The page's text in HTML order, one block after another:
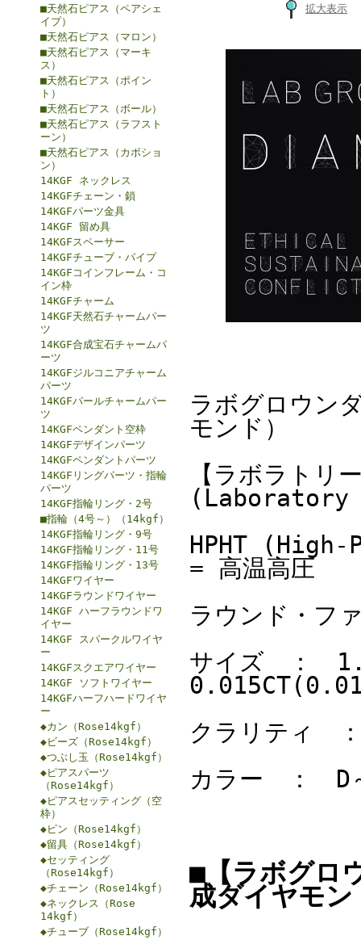
■天然石ピアス（ペアシェ
イプ）
■天然石ピアス（マロン）
■天然石ピアス（マーキ
ス）
■天然石ピアス（ポイン
ト）
■天然石ピアス（ボール）
■天然石ピアス（ラフスト
ーン）
■天然石ピアス（カボショ
ン）
14KGF ネックレス
14KGFチェーン・鎖
14KGFパーツ金具
14KGF 留め具
14KGFスペーサー
14KGFチューブ・パイプ
14KGFコインフレーム・コ
イン枠
14KGFチャーム
14KGF天然石チャームパー
ツ
14KGF合成宝石チャームパ
ーツ
14KGFジルコニアチャーム
パーツ
14KGFパールチャームパー
ツ
14KGFペンダント空枠
14KGFデザインパーツ
14KGFペンダントパーツ
14KGFリングパーツ・指輪
パーツ
14KGF指輪リング・2号
■指輪（4号～）（14kgf）
14KGF指輪リング・9号
14KGF指輪リング・11号
14KGF指輪リング・13号
14KGFワイヤー
14KGFラウンドワイヤー
14KGF ハーフラウンドワ
イヤー
14KGF スパークルワイヤ
ー
14KGFスクエアワイヤー
14KGF ソフトワイヤー
14KGFハーフハードワイヤ
ー
◆カン（Rose14kgf）
◆ビーズ（Rose14kgf）
◆つぶし玉（Rose14kgf）
◆ピアスパーツ
（Rose14kgf）
◆ピアスセッティング（空
枠）
◆ピン（Rose14kgf）
◆留具（Rose14kgf）
◆セッティング
（Rose14kgf）
◆チェーン（Rose14kgf）
◆ネックレス（Rose
14kgf）
◆チューブ（Rose14kgf）
拡大表示
ラボグロウン
モンド）
【ラボラト
(Laboratory
HPHT
= 高温高圧
ラウンド・フ
サイズ ：
クラリティ
カラー ： D
■【ラボグロ
成ダイヤモ